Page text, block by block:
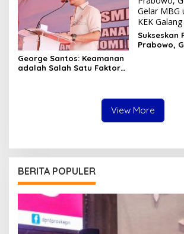
George Santos: Keamanan
adalah Salah Satu Faktor
Sukseskan
Prabowo,
View More
BERITA POPULER